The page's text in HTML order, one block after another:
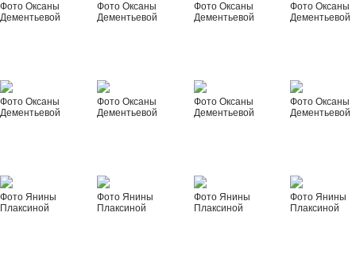
Фото Оксаны
Дементьевой
Фото Оксаны
Дементьевой
Фото Оксаны
Дементьевой
Фото Оксаны
Дементьевой
Фото Оксаны
Дементьевой
Фото Оксаны
Дементьевой
Фото Оксаны
Дементьевой
Фото Оксаны
Дементьевой
Фото Янины
Плаксиной
Фото Янины
Плаксиной
Фото Янины
Плаксиной
Фото Янины
Плаксиной